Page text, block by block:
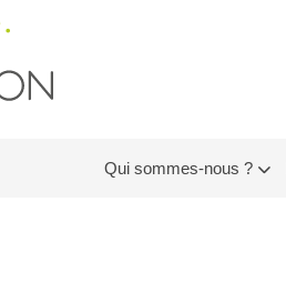
Qui sommes-nous ?